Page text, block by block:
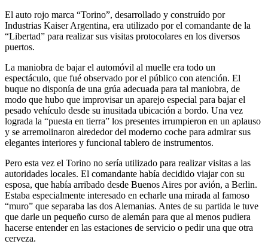
El auto rojo marca
Torino , desarrollado y construído por
Industrias Kaiser Argentina, era utilizado por el comandante de la
Libertad
para realizar sus visitas protocolares en los diversos
puertos.
La maniobra de bajar el automóvil al muelle era todo un
espectáculo, que fué observado por el público con atención. El
buque no disponía de una grúa adecuada para tal maniobra, de
modo que hubo que improvisar un aparejo especial para bajar el
pesado vehículo desde su inusitada ubicación a bordo. Una vez
lograda la
puesta en tierra
los presentes irrumpieron en un aplauso
y se arremolinaron alrededor del moderno coche para admirar sus
elegantes interiores y funcional tablero de instrumentos.
Pero esta vez el Torino no sería utilizado para realizar visitas a las
autoridades locales. El comandante había decidido viajar con su
esposa, que había arribado desde Buenos Aires por avión, a Berlin.
Estaba especialmente interesado en echarle una mirada al famoso
muro
que separaba las dos Alemanias. Antes de su partida le tuve
que darle un pequeño curso de alemán para que al menos pudiera
hacerse entender en las estaciones de servicio o pedir una que otra
cerveza.